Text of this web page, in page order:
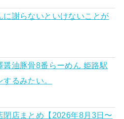
に謝らないといけないことが
醤油豚骨8番らーめん 姫路駅
るみたい。
閉店まとめ【2026年8月3日〜